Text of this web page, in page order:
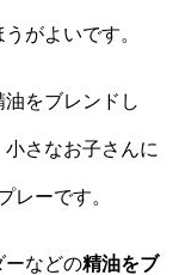
うがよいです。
をブレンドし
さなお子さんに
レーです。
ーなどの精油をブ